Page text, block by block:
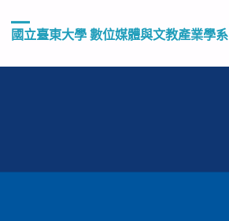
國立臺東大學 數位媒體與文教產業學系